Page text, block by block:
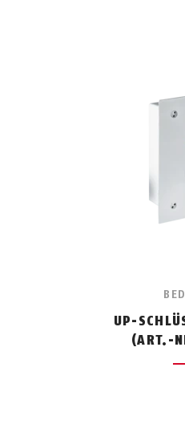
UP-
(ART.-